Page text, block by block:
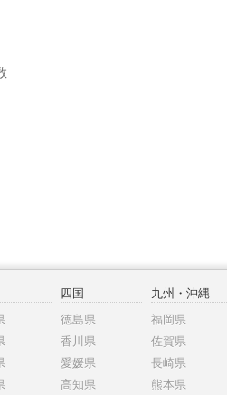
四国
徳島県
香川県
愛媛県
高知県
九州・沖縄
福岡県
佐賀県
長崎県
熊本県